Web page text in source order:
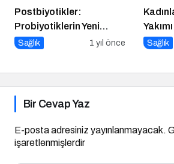
Postbiyotikler:
Probiyotiklerin Yeni
Jenerasyonu mu?
Sağlık 1 yıl önce Sağlık
Bir Cevap Yaz
E-posta adresiniz yayınlanmayacak.
işaretlenmişlerdir